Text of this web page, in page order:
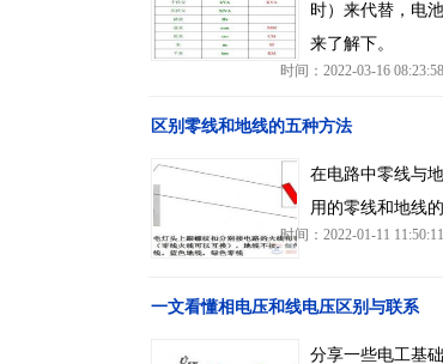
时）来代替，电
来了解下。
时间：2022-03-16 08:23:58
区别零线和地线的五种方法
在电路中零线与
用的零线和地线
时间：2022-01-11 11:50:11
一文看懂相电压和线电压区别与联系
分享一些电工基